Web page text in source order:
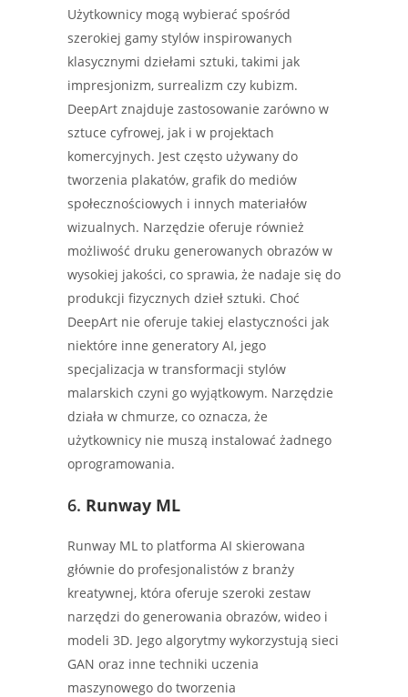
Użytkownicy mogą wybierać spośród
szerokiej gamy stylów inspirowanych
klasycznymi dziełami sztuki, takimi jak
impresjonizm, surrealizm czy kubizm.
DeepArt znajduje zastosowanie zarówno w
sztuce cyfrowej, jak i w projektach
komercyjnych. Jest często używany do
tworzenia plakatów, grafik do mediów
społecznościowych i innych materiałów
wizualnych. Narzędzie oferuje również
możliwość druku generowanych obrazów w
wysokiej jakości, co sprawia, że nadaje się do
produkcji fizycznych dzieł sztuki. Choć
DeepArt nie oferuje takiej elastyczności jak
niektóre inne generatory AI, jego
specjalizacja w transformacji stylów
malarskich czyni go wyjątkowym. Narzędzie
działa w chmurze, co oznacza, że
użytkownicy nie muszą instalować żadnego
oprogramowania.
6. Runway ML
Runway ML to platforma AI skierowana
głównie do profesjonalistów z branży
kreatywnej, która oferuje szeroki zestaw
narzędzi do generowania obrazów, wideo i
modeli 3D. Jego algorytmy wykorzystują sieci
GAN oraz inne techniki uczenia
maszynowego do tworzenia